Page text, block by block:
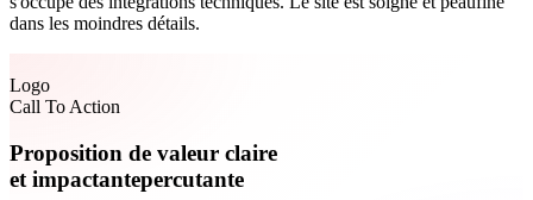
dans les moindres détails.
Logo
Call To Action
Proposition de valeur claire
et impactantepercutante